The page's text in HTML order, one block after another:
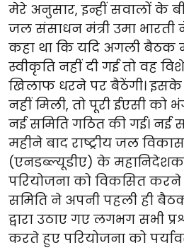
मेरे अनुसार, इन्हीं सवालों के
जल संसाधन मंत्री उमा
कहा था कि यदि अगली बैठक
स्वीकृति नहीं दी गई तो वह
खिलाफ धरने पर बैठेंगी। इसके
नहीं मिली, तो पूरी ईएसी को
नई समिति गठित की गई। नई
महीने बाद राष्ट्रीय जल
(एनडब्ल्यूडीए) के
परियोजना को विकसित करने
समिति ने अपनी पहली ही
द्वारा उठाए गए लगभग सभी
करते हुए परियोजना को